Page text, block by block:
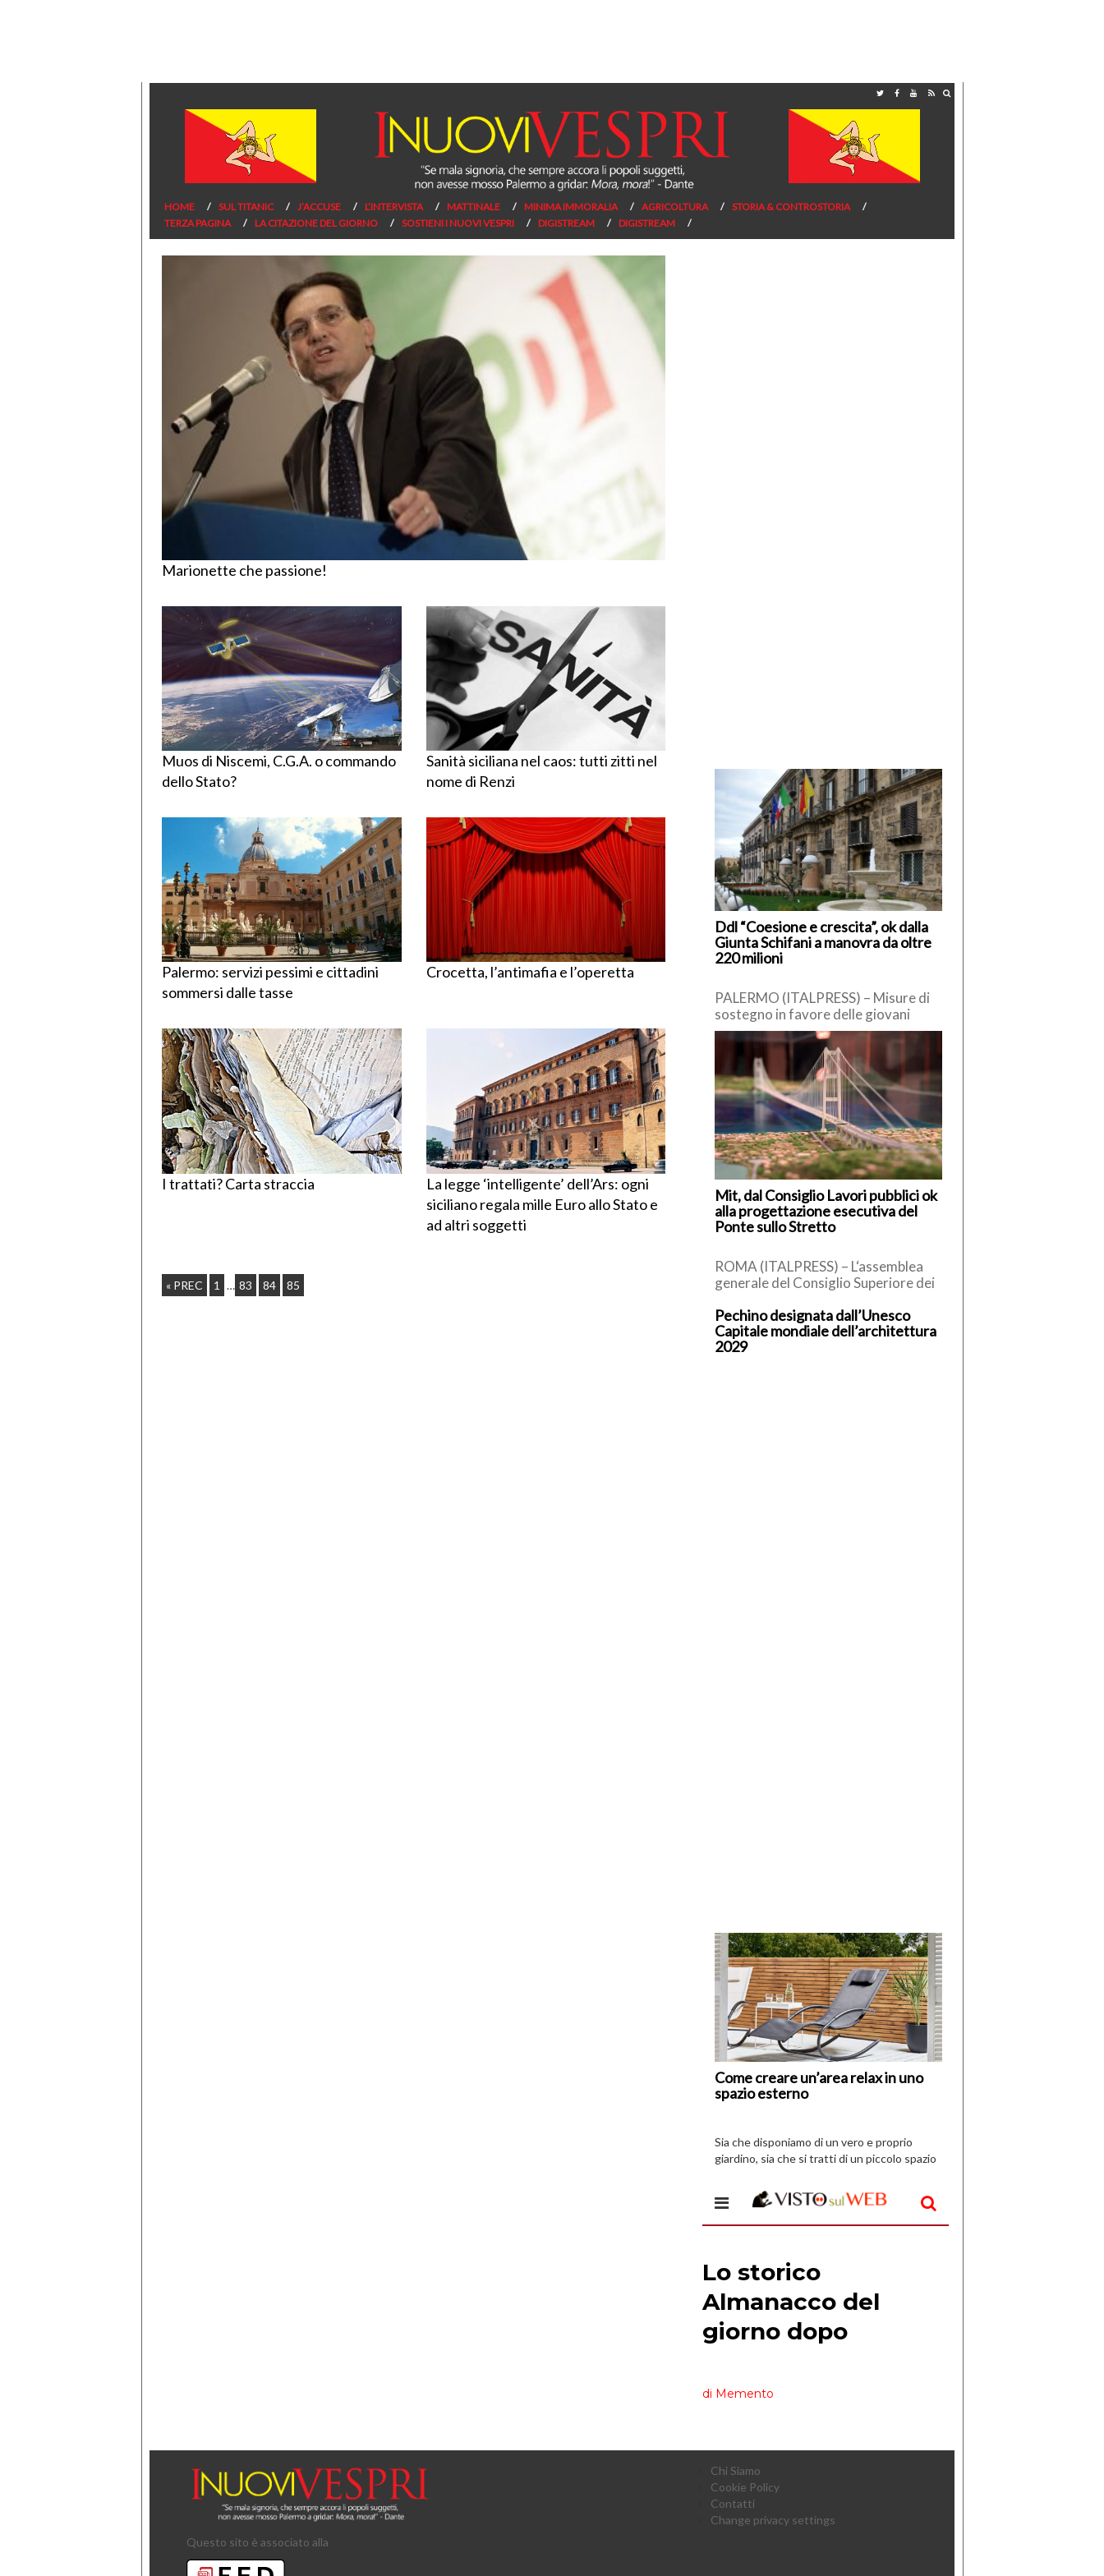
HOME SUL TITANIC J’ACCUSE L’INTERVISTA MATTINALE MINIMA IMMORALIA AGRICOLTURA
STORIA & CONTROSTORIA
TERZA PAGINA
LA CITAZIONE DEL GIORNO SOSTIENI I NUOVI VESPRI DIGISTREAM DIGISTREAM
Marionette che passione!
Muos di Niscemi, C.G.A. o commando
dello Stato?
Sanità siciliana nel caos: tutti zitti nel
nome di Renzi
Palermo: servizi pessimi e cittadini
sommersi dalle tasse
Crocetta, l’antimafia e l’operetta
I trattati? Carta straccia
La legge ‘intelligente’ dell’Ars: ogni
siciliano regala mille Euro allo Stato e
ad altri soggetti
« PREC 1 … 83 84 85
Ddl “Coesione e crescita”, ok dalla
Giunta Schifani a manovra da oltre
220 milioni
PALERMO (ITALPRESS) – Misure di
sostegno in favore delle giovani
coppie, delle famiglie, delle imprese e
investimenti nella sanità per […]
Mit, dal Consiglio Lavori pubblici ok
alla progettazione esecutiva del
Ponte sullo Stretto
ROMA (ITALPRESS) – L‘assemblea
generale del Consiglio Superiore dei
esaminare e discutere del
Collegamento stabile tra […]
Pechino designata dall’Unesco
Capitale mondiale dell’architettura
2029
Come creare un’area relax in uno
spazio esterno
di
I
Vespri
Sia che disponiamo di un vero e proprio
giardino, sia che si tratti di un piccolo spazio
Questo sito è associato alla
Chi Siamo
Cookie Policy
Contatti
Change privacy settings